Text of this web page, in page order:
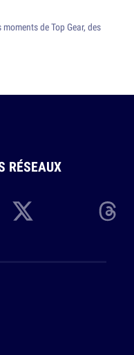
de Top Gear, des
RÉSEAUX